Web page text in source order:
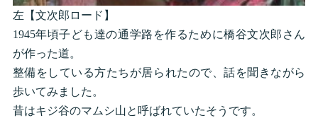
左【文次郎ロード】
1945年頃子ども達の通学路を作るために橋谷文次郎さん
が作った道。
整備をしている方たちが居られたので、話を聞きながら
歩いてみました。
昔はキジ谷のマムシ山と呼ばれていたそうです。